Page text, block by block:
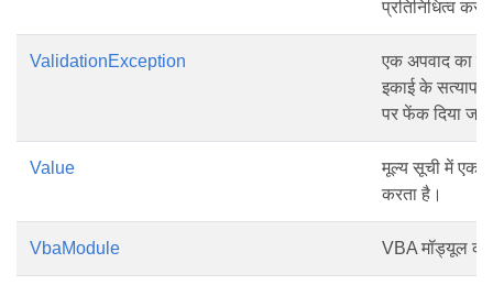
प्रतिनिधित्व
ValidationException
एक अपवाद का
इकाई के सत्यापन
पर फेंक दिया
Value
मूल्य सूची में एक
करता है।
VbaModule VBA मॉड्यूल का